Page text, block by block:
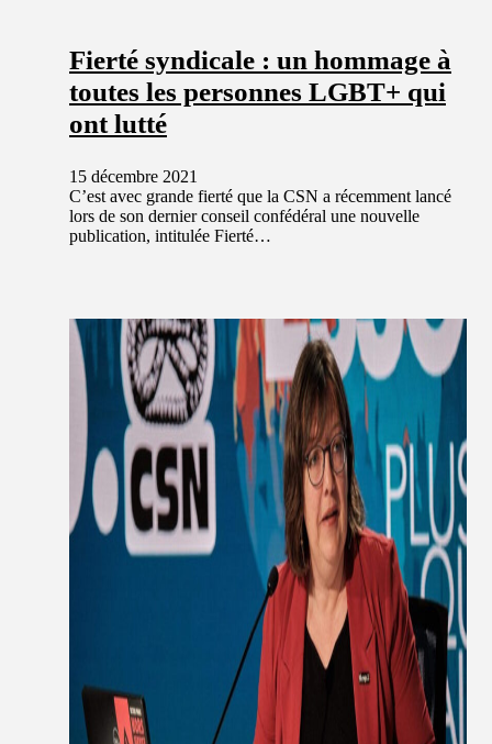
Fierté syndicale : un hommage à
toutes les personnes LGBT+ qui
ont lutté
15 décembre 2021
C’est avec grande fierté que la CSN a récemment lancé
lors de son dernier conseil confédéral une nouvelle
publication, intitulée Fierté…